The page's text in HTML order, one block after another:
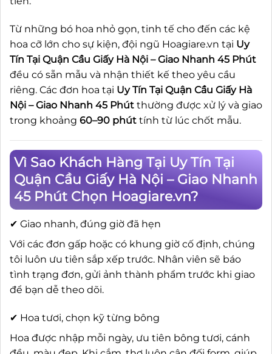
Từ những bó hoa nhỏ gọn, tinh tế cho đến các kệ
hoa cỡ lớn cho sự kiện, đội ngũ Hoagiare.vn tại Uy
Tín Tại Quận Cầu Giấy Hà Nội – Giao Nhanh 45 Phút
đều có sẵn mẫu và nhận thiết kế theo yêu cầu
riêng. Các đơn hoa tại Uy Tín Tại Quận Cầu Giấy Hà
Nội – Giao Nhanh 45 Phút thường được xử lý và giao
trong khoảng 60–90 phút tính từ lúc chốt mẫu.
Vì Sao Khách Hàng Tại Uy Tín Tại
Quận Cầu Giấy Hà Nội – Giao Nhanh
45 Phút Chọn Hoagiare.vn?
✔ Giao nhanh, đúng giờ đã hẹn
Với các đơn gấp hoặc có khung giờ cố định, chúng
tôi luôn ưu tiên sắp xếp trước. Nhân viên sẽ báo
tình trạng đơn, gửi ảnh thành phẩm trước khi giao
để bạn dễ theo dõi.
✔ Hoa tươi, chọn kỹ từng bông
Hoa được nhập mỗi ngày, ưu tiên bông tươi, cánh